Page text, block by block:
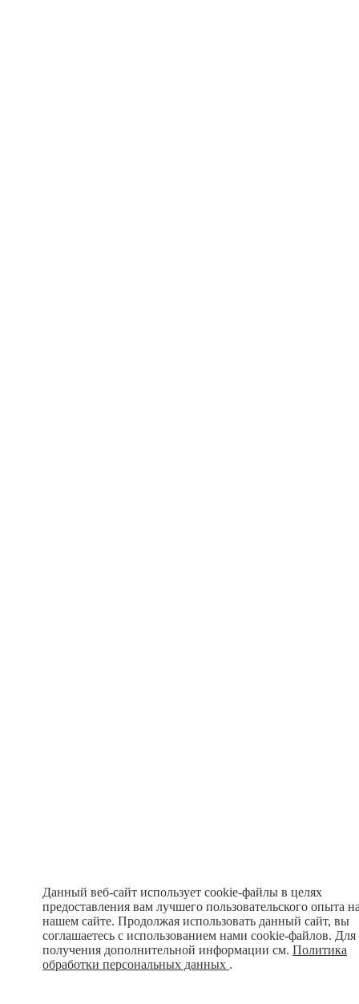
Данный веб-сайт использует cookie-файлы в целях
предоставления вам лучшего пользовательского опыта
нашем сайте. Продолжая использовать данный сайт, вы
соглашаетесь с использованием нами cookie-файлов. Для
получения дополнительной информации см.Политика
обработки персональных данных .